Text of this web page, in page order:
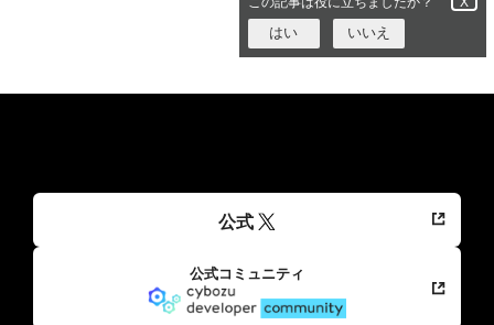
はい いいえ
公式
公式コミュニティ